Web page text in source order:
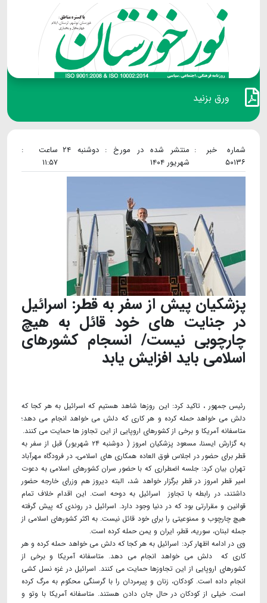
ورق بزنید
شماره خبر :
۵۰۱۳۶
منتشر شده در مورخ : دوشنبه ۲۴
شهریور ۱۴۰۴
ساعت :
۱۱:۵۷
پزشکیان پیش از سفر به قطر: اسرائیل
در جنایت های خود قائل به هیچ
چارچوبی نیست/ انسجام کشورهای
اسلامی باید افزایش یابد
رئیس جمهور ، تاکید کرد: این روزها شاهد هستیم که اسرائیل به هر کجا که
دلش می خواهد حمله کرده و هر کاری که دلش می خواهد انجام می دهد؛
متاسفانه آمریکا و برخی از کشورهای اروپایی از این تجاوز ها حمایت می کنند.
به گزارش ایسنا، مسعود پزشکیان امروز ( دوشنبه ۲۴ شهریور) قبل از سفر به
قطر برای حضور در اجلاس فوق العاده همکاری های اسلامی، در فرودگاه مهرآباد
تهران بیان کرد: جلسه اضطراری که با حضور سران کشورهای اسلامی به دعوت
امیر قطر امروز در قطر برگزار خواهد شد، البته دیروز هم وزرای خارجه حضور
داشتند، در رابطه با تجاوز اسرائیل به دوحه است. این اقدام خلاف تمام
قوانین و مقرارتی بود که در دنیا وجود دارد. اسرائیل در روندی که پیش گرفته
هیچ چارچوب و ممنوعیتی را برای خود قائل نیست. به اکثر کشورهای اسلامی از
جمله لبنان، سوریه، قطر، ایران و یمن حمله کرده است.
وی در ادامه اظهار کرد: اسرائیل به هر کجا که دلش می خواهد حمله کرده و هر
کاری که دلش می خواهد انجام می دهد. متاسفانه آمریکا و برخی از
کشورهای اروپایی از این تجاوزها حمایت می کنند. اسرائیل در غزه نسل کشی
انجام داده است. کودکان، زنان و پیرمردان را با گرسنگی محکوم به مرگ کرده
است. خیلی از کودکان در حال جان دادن هستند. متاسفانه آمریکا با وتو و